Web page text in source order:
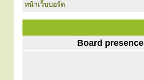
หน้าเว็บบอร์ด
Board presence